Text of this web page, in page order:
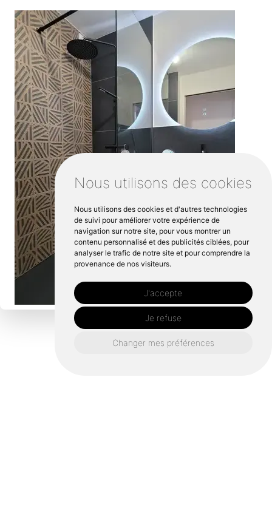
Nous utilisons des cookies
Nous utilisons des cookies et d'autres technologies
de suivi pour améliorer votre expérience de
navigation sur notre site, pour vous montrer un
contenu personnalisé et des publicités ciblées, pour
analyser le trafic de notre site et pour comprendre la
provenance de nos visiteurs.
J'accepte
Je refuse
Changer mes préférences